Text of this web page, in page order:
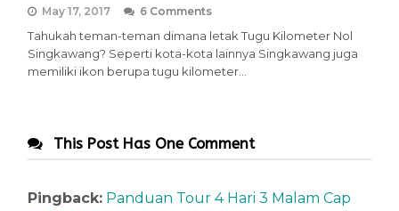
May 17, 2017 6 Comments
Tahukah teman-teman dimana letak Tugu Kilometer Nol
Singkawang? Seperti kota-kota lainnya Singkawang juga
memiliki ikon berupa tugu kilometer…
This Post Has One Comment
Pingback: Panduan Tour 4 Hari 3 Malam Cap